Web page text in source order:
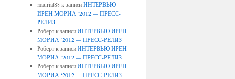
mauriat88к записиИНТЕРВЬЮ
ИРЕН МОРИА ‘2012 — ПРЕСС-
РЕЛИЗ
Робертк записиИНТЕРВЬЮ ИРЕН
МОРИА ‘2012 — ПРЕСС-РЕЛИЗ
Робертк записиИНТЕРВЬЮ ИРЕН
МОРИА ‘2012 — ПРЕСС-РЕЛИЗ
Робертк записиИНТЕРВЬЮ ИРЕН
МОРИА ‘2012 — ПРЕСС-РЕЛИЗ